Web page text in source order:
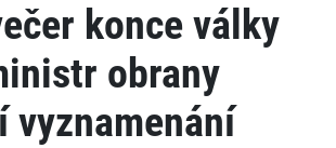
konce války
obrany
vyznamenání